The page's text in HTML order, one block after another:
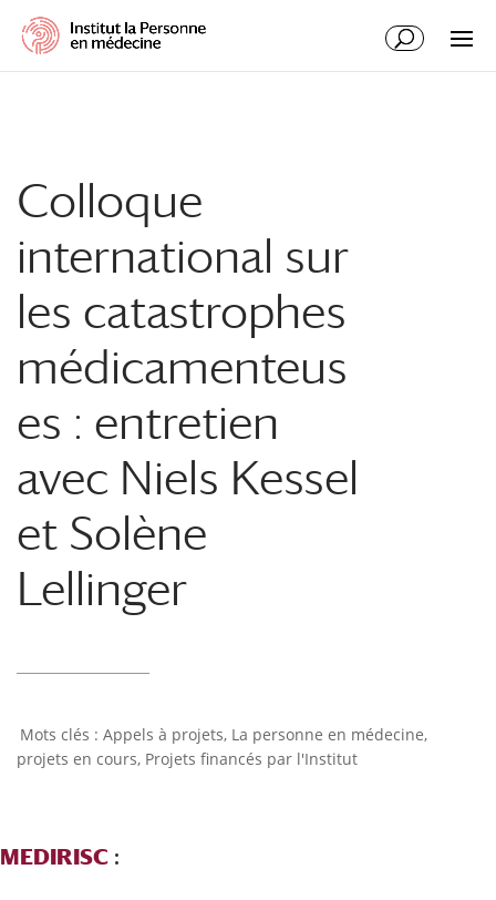
Colloque
international sur
les catastrophes
médicamenteus
es : entretien
avec Niels Kessel
et Solène
Lellinger
Appels à projets, La personne en médecine,
projets en cours, Projets financés par l'Institut
MEDIRISC :